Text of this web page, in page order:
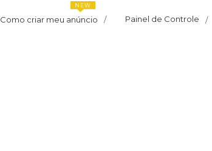
Como criar meu anúncio /
NEW
Painel de Controle /